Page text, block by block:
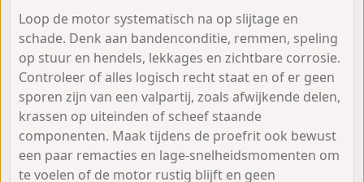
Loop de motor systematisch na op slijtage en
schade. Denk aan bandenconditie, remmen, speling
op stuur en hendels, lekkages en zichtbare corrosie.
Controleer of alles logisch recht staat en of er geen
sporen zijn van een valpartij, zoals afwijkende delen,
krassen op uiteinden of scheef staande
componenten. Maak tijdens de proefrit ook bewust
een paar remacties en lage-snelheidsmomenten om
te voelen of de motor rustig blijft en geen